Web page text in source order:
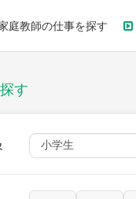
庭教師の仕事を探す
す